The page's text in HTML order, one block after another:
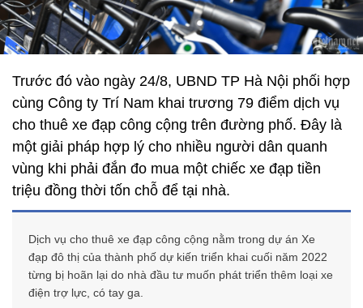
Trước đó vào ngày 24/8, UBND TP Hà Nội phối hợp
cùng Công ty Trí Nam khai trương 79 điểm dịch vụ
cho thuê xe đạp công cộng trên đường phố. Đây là
một giải pháp hợp lý cho nhiều người dân quanh
vùng khi phải đắn đo mua một chiếc xe đạp tiền
triệu đồng thời tốn chỗ để tại nhà.
Dịch vụ cho thuê xe đạp công cộng nằm trong dự án Xe
đạp đô thị của thành phố dự kiến triển khai cuối năm 2022
từng bị hoãn lại do nhà đầu tư muốn phát triển thêm loại xe
điện trợ lực, có tay ga.